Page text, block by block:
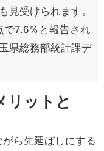
見受けられます。
で7.6％と報告され
県総務部統計課デ
リットと
ら先延ばしにする